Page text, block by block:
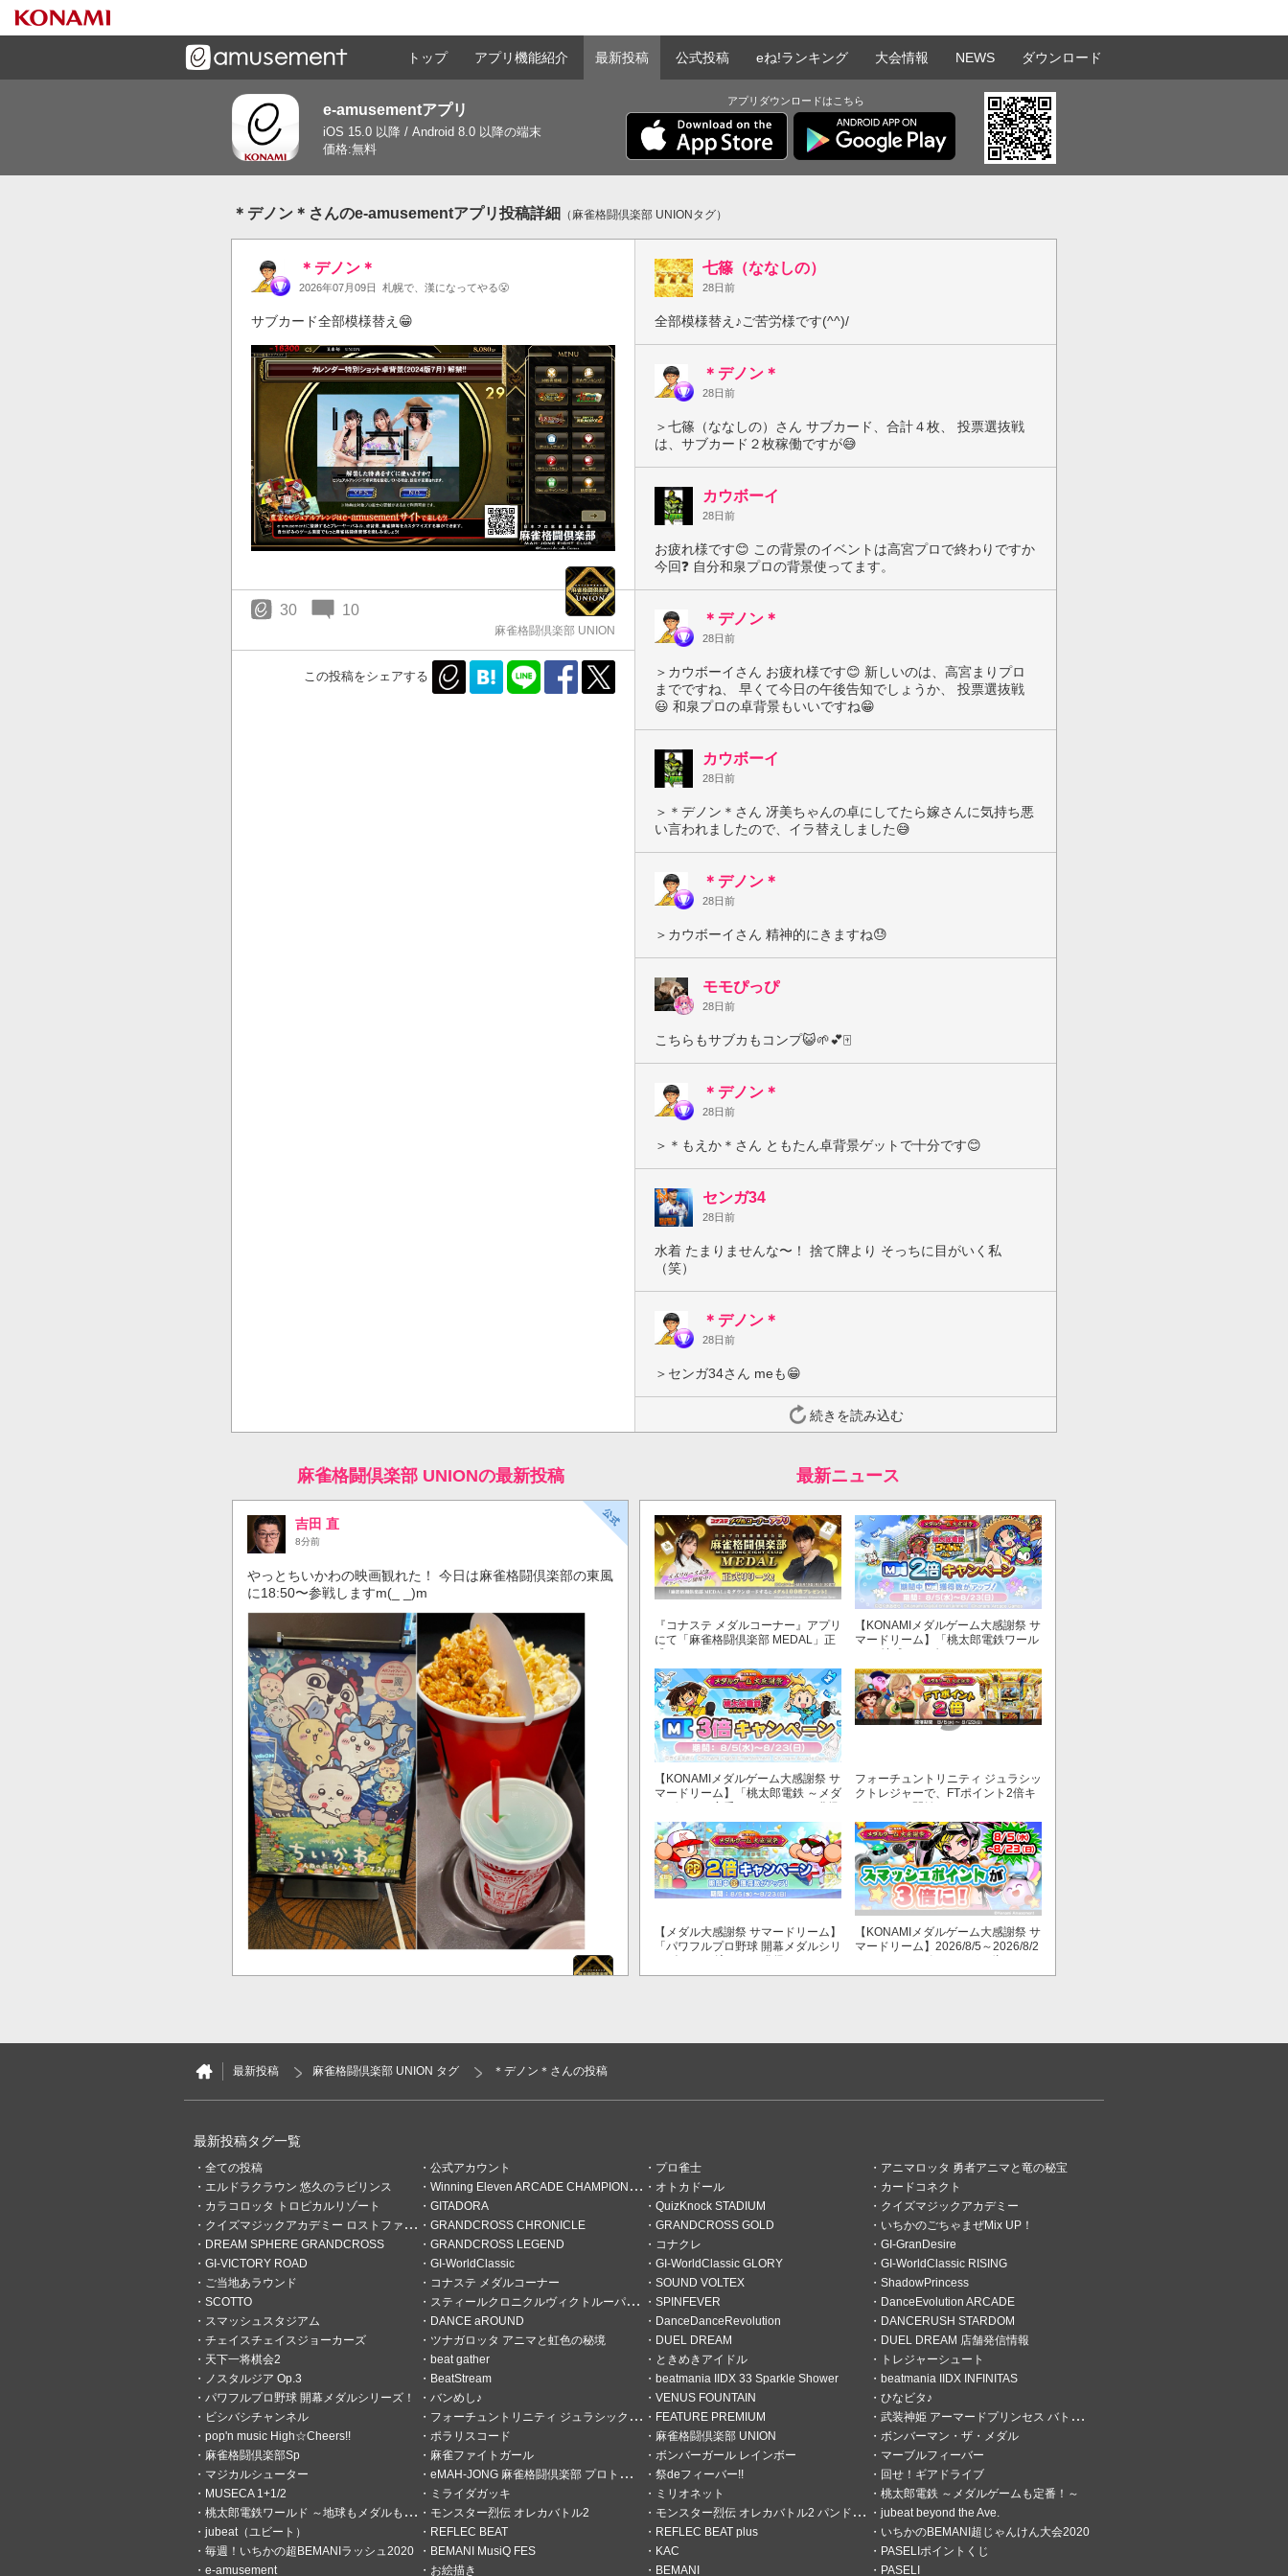
ゲームと連携したコミュニケーションアプリで
トップ アプリ機能紹介 最新投稿 公式投稿 eね!ランキング 大会情報 NEWS ダウンロード
e-amusementアプリ
iOS 15.0 以降 / Android 8.0 以降の端末
価格:無料
アプリダウンロードはこちら
＊デノン＊さんのe-amusementアプリ投稿詳細 （麻雀格闘倶楽部 UNIONタグ）
＊デノン＊
2026年07月09日 札幌で、漢になってやる😤
サブカード全部模様替え😁
30 10
麻雀格闘倶楽部 UNION
この投稿をシェアする
七篠（ななしの）
28日前
全部模様替え♪ご苦労様です(^^)/
＊デノン＊
28日前
＞七篠（ななしの）さん サブカード、合計４枚、 投票選抜戦
は、サブカード２枚稼働ですが😅
カウボーイ
28日前
お疲れ様です😊 この背景のイベントは高宮プロで終わりですか
今回❓ 自分和泉プロの背景使ってます。
＊デノン＊
28日前
＞カウボーイさん お疲れ様です😊 新しいのは、高宮まりプロ
までですね、 早くて今日の午後告知でしょうか、 投票選抜戦
😃 和泉プロの卓背景もいいですね😁
カウボーイ
28日前
＞＊デノン＊さん 冴美ちゃんの卓にしてたら嫁さんに気持ち悪
い言われましたので、イラ替えしました😅
＊デノン＊
28日前
＞カウボーイさん 精神的にきますね😓
モモぴっぴ
28日前
こちらもサブカもコンプ😺🌱💕🀄️
＊デノン＊
28日前
＞＊もえか＊さん ともたん卓背景ゲットで十分です😊
センガ34
28日前
水着 たまりませんな〜！ 捨て牌より そっちに目がいく私
（笑）
＊デノン＊
28日前
＞センガ34さん meも😁
続きを読み込む
麻雀格闘倶楽部 UNIONの最新投稿
吉田 直
8分前
やっとちいかわの映画観れた！ 今日は麻雀格闘倶楽部の東風
に18:50〜参戦しますm(_ _)m
0
ダウニー
13分前 バジ絆の6が打ちたい♪
俺達のマージャンファイトクラブ♣️ ホント最高のマージャン
ゲーだわww
最新ニュース
『コナステ メダルコーナー』アプリ
にて「麻雀格闘倶楽部 MEDAL」正
【KONAMIメダルゲーム大感謝祭 サ
マードリーム】「桃太郎電鉄ワール
～」でマイル獲得数が2倍！
【KONAMIメダルゲーム大感謝祭 サ
マードリーム】「桃太郎電鉄 ～メダ
数が3倍！
フォーチュントリニティ ジュラシッ
クトレジャーで、FTポイント2倍キ
【メダル大感謝祭 サマードリーム】
「パワフルプロ野球 開幕メダルシリ
が2倍！
【KONAMIメダルゲーム大感謝祭 サ
マードリーム】2026/8/5～2026/8/2
最新投稿 麻雀格闘倶楽部 UNION タグ ＊デノン＊さんの投稿
最新投稿タグ一覧
全ての投稿 公式アカウント プロ雀士
アニマロッタ 勇者アニマと竜の秘宝
エルドラクラウン 悠久のラビリンス
Winning Eleven ARCADE CHAMPIONSHIP オトカドール
カードコネクト
カラコロッタ トロピカルリゾート
GITADORA QuizKnock STADIUM
クイズマジックアカデミー
クイズマジックアカデミー ロストファンタリウム
GRANDCROSS CHRONICLE GRANDCROSS GOLD
いちかのごちゃまぜMix UP！
DREAM SPHERE GRANDCROSS
GRANDCROSS LEGEND コナクレ
GI-GranDesire
GI-VICTORY ROAD
GI-WorldClassic GI-WorldClassic GLORY
GI-WorldClassic RISING
ご当地あラウンド
コナステ メダルコーナー SOUND VOLTEX
ShadowPrincess
SCOTTO
スティールクロニクルヴィクトルーパーズ SPINFEVER
DanceEvolution ARCADE
スマッシュスタジアム
DANCE aROUND DanceDanceRevolution
DANCERUSH STARDOM
チェイスチェイスジョーカーズ
ツナガロッタ アニマと虹色の秘境 DUEL DREAM
DUEL DREAM 店舗発信情報
天下一将棋会2
beat gather ときめきアイドル
トレジャーシュート
ノスタルジア Op.3
BeatStream beatmania IIDX 33 Sparkle Shower
beatmania IIDX INFINITAS
パワフルプロ野球 開幕メダルシリーズ！
バンめし♪ VENUS FOUNTAIN
ひなビタ♪
ビシバシチャンネル
フォーチュントリニティ ジュラシックトレジャー FEATURE PREMIUM
武装神姫 アーマードプリンセス バトルコンダクター
pop'n music High☆Cheers!!
ポラリスコード 麻雀格闘倶楽部 UNION
ボンバーマン・ザ・メダル
麻雀格闘倶楽部Sp
麻雀ファイトガール ボンバーガール レインボー
マーブルフィーバー
マジカルシューター
eMAH-JONG 麻雀格闘倶楽部 プロトーナメント 祭deフィーバー!!
回せ！ギアドライブ
MUSECA 1+1/2
ミライダガッキ ミリオネット
桃太郎電鉄 ～メダルゲームも定番！～
桃太郎電鉄ワールド ～地球もメダルもまわってる！～
モンスター烈伝 オレカバトル2 モンスター烈伝 オレカバトル2 パンドラのメダル
jubeat beyond the Ave.
jubeat（ユビート）
REFLEC BEAT REFLEC BEAT plus
いちかのBEMANI超じゃんけん大会2020
毎週！いちかの超BEMANIラッシュ2020
BEMANI MusiQ FES KAC
PASELIポイントくじ
e-amusement
お絵描き BEMANI PASELI